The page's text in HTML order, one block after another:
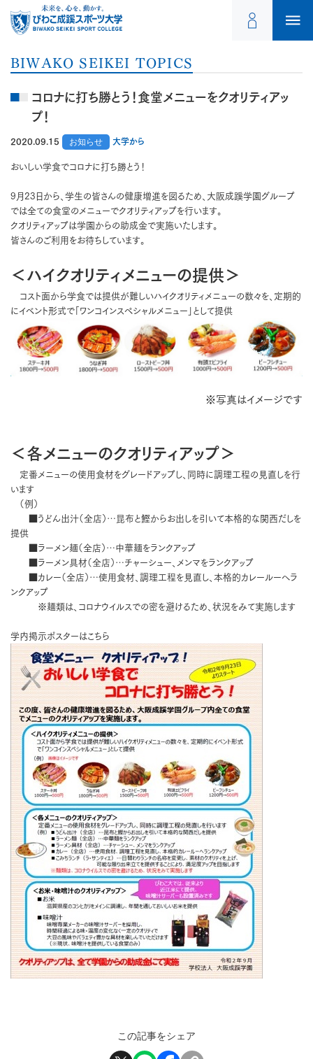
BIWAKO SEIKEI TOPICS
コロナに打ち勝とう！食堂メニューをクオリティアッ
プ！
2020.09.15 お知らせ 大学から
おいしい学食でコロナに打ち勝とう！
9月23日から、学生の皆さんの健康増進を図るため、大阪成蹊学園グループ
では全ての食堂のメニューでクオリティアップを行います。
クオリティアップは学園からの助成金で実施いたします。
皆さんのご利用をお待ちしています。
＜ハイクオリティメニューの提供＞
コスト面から学食では提供が難しいハイクオリティメニューの数々を、定期的
にイベント形式で「ワンコインスペシャルメニュー」として提供
※写真はイメージです
＜各メニューのクオリティアップ＞
定番メニューの使用食材をグレードアップし、同時に調理工程の見直しを行
います
（例）
■うどん出汁（全店）…昆布と鰹からお出しを引いて本格的な関西だしを
提供
■ラーメン麺（全店）…中華麺をランクアップ
■ラーメン具材（全店）…チャーシュー、メンマをランクアップ
■カレー（全店）…使用食材、調理工程を見直し、本格的カレールーへラ
ンクアップ
※麺類は、コロナウイルスでの密を避けるため、状況をみて実施します
学内掲示ポスターはこちら
この記事をシェア